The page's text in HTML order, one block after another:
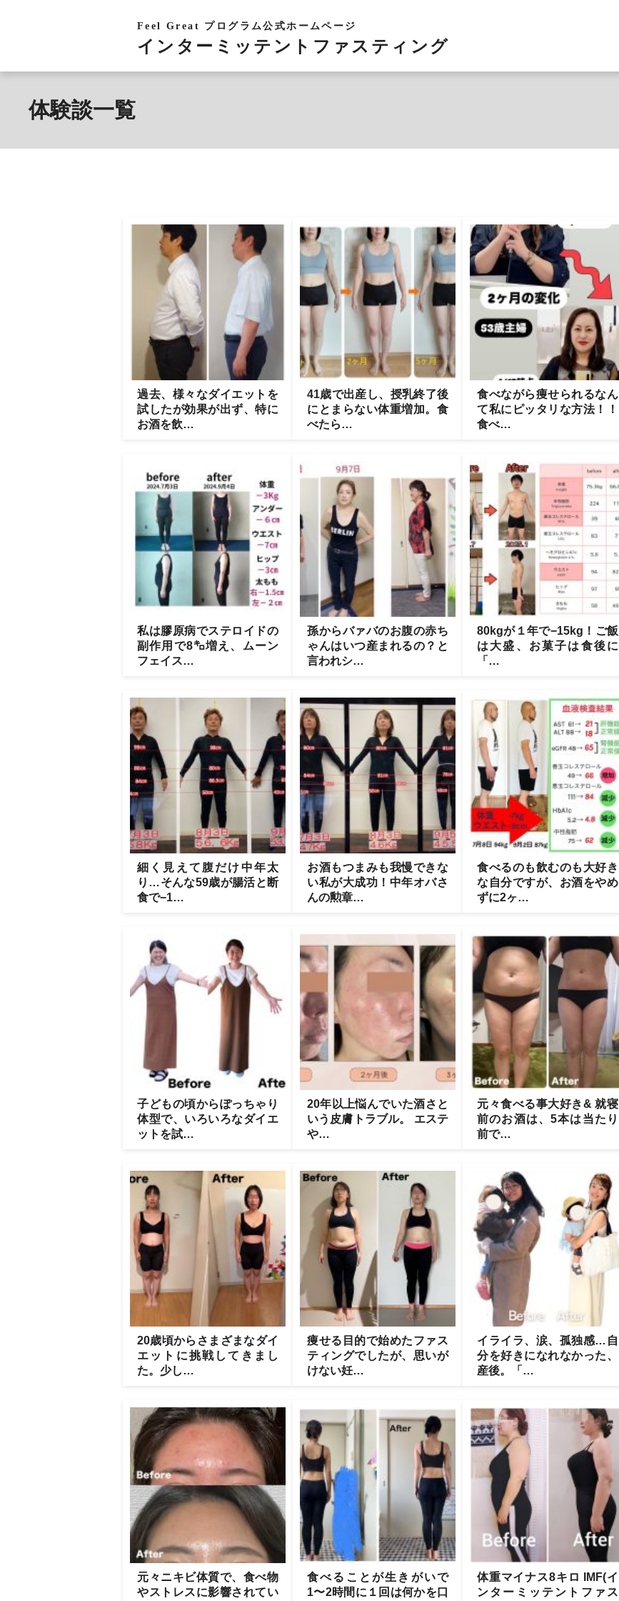
Feel Great プログラム公式ホームページ
インターミッテントファスティング
体験談一覧
過去、様々なダイエットを
試したが効果が出ず、特に
お酒を飲…
41歳で出産し、授乳終了後
にとまらない体重増加。食
べたら…
食べながら痩せられるなん
て私にピッタリな方法！！
食べ…
私は膠原病でステロイドの
副作用で8㌔増え、ムーン
フェイス…
孫からバァバのお腹の赤ち
ゃんはいつ産まれるの？と
言われシ…
80kgが１年で−15kg！ご飯
は大盛、お菓子は食後に
「…
細く見えて腹だけ中年太
り…そんな59歳が腸活と断
食で−1…
お酒もつまみも我慢できな
い私が大成功！中年オバさ
んの勲章…
食べるのも飲むのも大好き
な自分ですが、お酒をやめ
ずに2ヶ…
子どもの頃からぽっちゃり
体型で、いろいろなダイエ
ットを試…
20年以上悩んでいた酒さと
いう皮膚トラブル。 エステ
や…
元々食べる事大好き& 就寝
前のお酒は、5本は当たり
前で…
20歳頃からさまざまなダイ
エットに挑戦してきまし
た。少し…
痩せる目的で始めたファス
ティングでしたが、思いが
けない妊…
イライラ、涙、孤独感…自
分を好きになれなかった、
産後。「…
元々ニキビ体質で、食べ物
やストレスに影響されてい
食べることが生きがいで
1〜2時間に１回は何かを口
体重マイナス8キロ IMF(イ
ンターミッテントファス